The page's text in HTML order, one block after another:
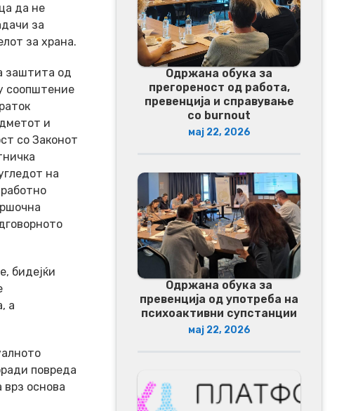
да не
за
за храна.
заштита од
соопштение
и
со Законот
на
бидејќи
а
повреда
основа
Одржана обука за
прегореност од работа,
превенција и справување
со burnout
мај 22, 2026
Одржана обука за
превенција од употреба на
психоактивни супстанции
мај 22, 2026